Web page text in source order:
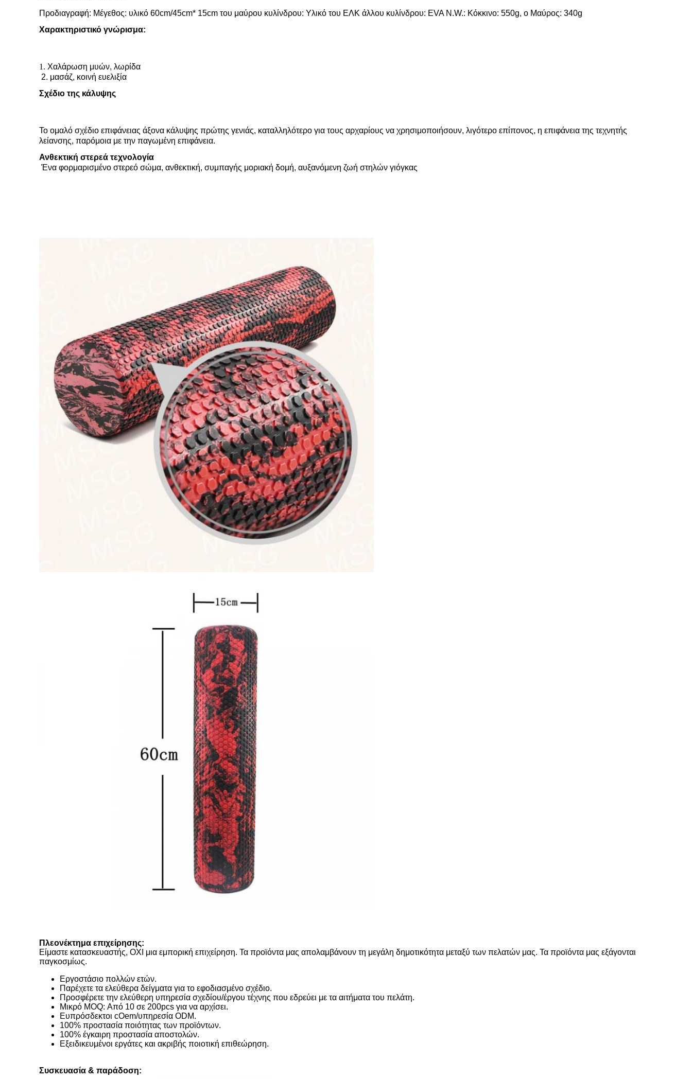
Προδιαγραφή: Μέγεθος: υλικό 60cm/45cm* 15cm του μαύρου κυλίνδρου: Υλικό του ΕΛΚ άλλου κυλίνδρου: EVA N.W.: Κόκκινο: 550g, ο Μαύρος: 340g
Χαρακτηριστικό γνώρισμα:
1. Χαλάρωση μυών, λωρίδα
2. μασάζ, κοινή ευελιξία
Σχέδιο της κάλυψης
Το ομαλό σχέδιο επιφάνειας άξονα κάλυψης πρώτης γενιάς, καταλληλότερο για τους αρχαρίους να χρησιμοποιήσουν, λιγότερο επίπονος, η επιφάνεια της τεχνητής
λείανσης, παρόμοια με την παγωμένη επιφάνεια.
Ανθεκτική στερεά τεχνολογία
Ένα φορμαρισμένο στερεό σώμα, ανθεκτική, συμπαγής μοριακή δομή, αυξανόμενη ζωή στηλών γιόγκας
Πλεονέκτημα επιχείρησης:
Είμαστε κατασκευαστής, ΟΧΙ μια εμπορική επιχείρηση. Τα προϊόντα μας απολαμβάνουν τη μεγάλη δημοτικότητα μεταξύ των πελατών μας. Τα προϊόντα μας εξάγονται
παγκοσμίως.
Εργοστάσιο πολλών ετών.
Παρέχετε τα ελεύθερα δείγματα για το εφοδιασμένο σχέδιο.
Προσφέρετε την ελεύθερη υπηρεσία σχεδίου/έργου τέχνης που εδρεύει με τα αιτήματα του πελάτη.
Μικρό MOQ: Από 10 σε 200pcs για να αρχίσει.
Ευπρόσδεκτοι cOem/υπηρεσία ODM.
100% προστασία ποιότητας των προϊόντων.
100% έγκαιρη προστασία αποστολών.
Εξειδικευμένοι εργάτες και ακριβής ποιοτική επιθεώρηση.
Συσκευασία & παράδοση: